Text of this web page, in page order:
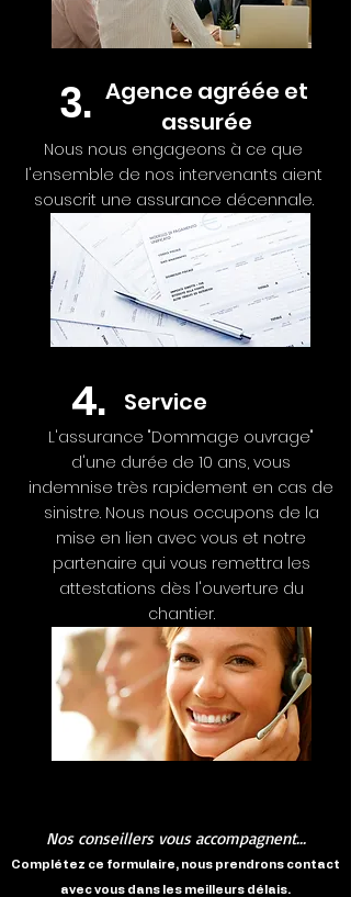
3. Agence agréée et
assurée
Nous nous engageons à ce que
l'ensemble de nos intervenants aient
souscrit une assurance décennale.
4. Service
L'assurance "Dommage ouvrage"
d'une durée de 10 ans, vous
indemnise très rapidement en cas de
sinistre. Nous nous occupons de la
mise en lien avec vous et notre
partenaire qui vous remettra les
attestations dès l'ouverture du
chantier.
Nos conseillers vous accompagnent...
Complétez ce formulaire, nous prendrons contact
avec vous dans les meilleurs délais.